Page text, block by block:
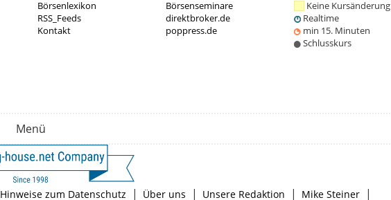
Börsenlexikon
RSS_Feeds
Kontakt
Börsenseminare
direktbroker.de
poppress.de
Keine Kursänderung
Realtime
min 15. Minuten
Schlusskurs
Menü
Hinweise zum Datenschutz | Über uns | Unsere Redaktion | Mike Steiner |